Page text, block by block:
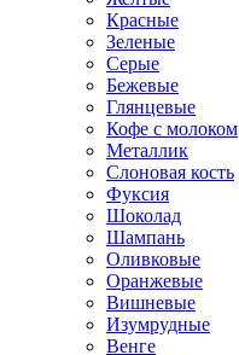
Красные
Зеленые
Серые
Бежевые
Глянцевые
Кофе с молоком
Металлик
Слоновая кость
Фуксия
Шоколад
Шампань
Оливковые
Оранжевые
Вишневые
Изумрудные
Венге